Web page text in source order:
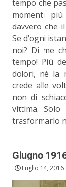
tempo che
momenti
davvero che
Se d’ogni
noi? Di me
tempo! Più
dolori, né la
crede alle
non di
vittima.
trasformarlo
Giugno
Luglio 14, 2016